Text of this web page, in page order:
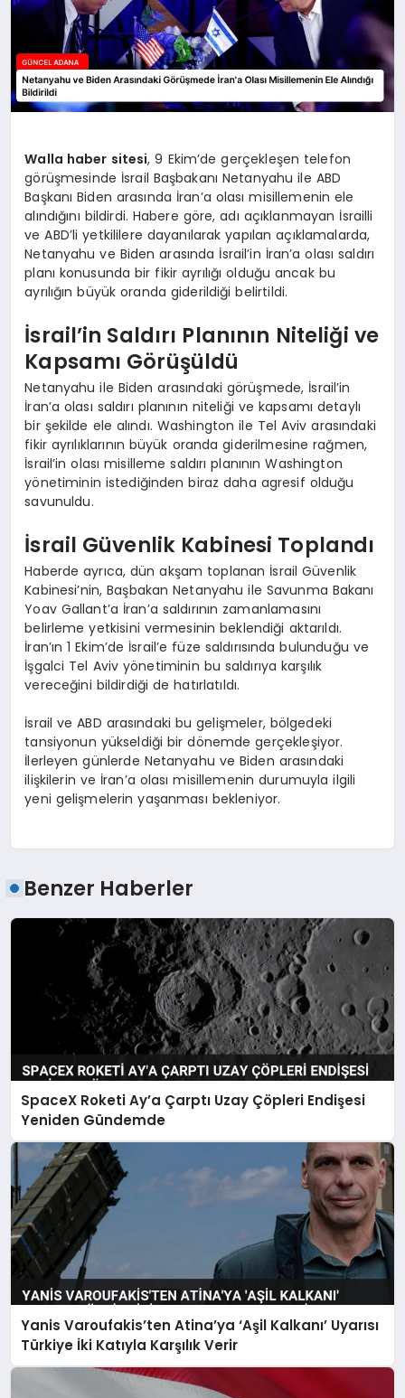
Walla haber sitesi, 9 Ekim’de gerçekleşen telefon
görüşmesinde İsrail Başbakanı Netanyahu ile ABD
Başkanı Biden arasında İran’a olası misillemenin ele
alındığını bildirdi. Habere göre, adı açıklanmayan İsrailli
ve ABD’li yetkililere dayanılarak yapılan açıklamalarda,
Netanyahu ve Biden arasında İsrail’in İran’a olası saldırı
planı konusunda bir fikir ayrılığı olduğu ancak bu
ayrılığın büyük oranda giderildiği belirtildi.
İsrail’in Saldırı Planının Niteliği ve
Kapsamı Görüşüldü
Netanyahu ile Biden arasındaki görüşmede, İsrail’in
İran’a olası saldırı planının niteliği ve kapsamı detaylı
bir şekilde ele alındı. Washington ile Tel Aviv arasındaki
fikir ayrılıklarının büyük oranda giderilmesine rağmen,
İsrail’in olası misilleme saldırı planının Washington
yönetiminin istediğinden biraz daha agresif olduğu
savunuldu.
İsrail Güvenlik Kabinesi Toplandı
Haberde ayrıca, dün akşam toplanan İsrail Güvenlik
Kabinesi’nin, Başbakan Netanyahu ile Savunma Bakanı
Yoav Gallant’a İran’a saldırının zamanlamasını
belirleme yetkisini vermesinin beklendiği aktarıldı.
İran’ın 1 Ekim’de İsrail’e füze saldırısında bulunduğu ve
İşgalci Tel Aviv yönetiminin bu saldırıya karşılık
vereceğini bildirdiği de hatırlatıldı.
İsrail ve ABD arasındaki bu gelişmeler, bölgedeki
tansiyonun yükseldiği bir dönemde gerçekleşiyor.
İlerleyen günlerde Netanyahu ve Biden arasındaki
ilişkilerin ve İran’a olası misillemenin durumuyla ilgili
yeni gelişmelerin yaşanması bekleniyor.
Benzer Haberler
SpaceX Roketi Ay’a Çarptı Uzay Çöpleri Endişesi
Yeniden Gündemde
Yanis Varoufakis’ten Atina’ya ‘Aşil Kalkanı’ Uyarısı
Türkiye İki Katıyla Karşılık Verir